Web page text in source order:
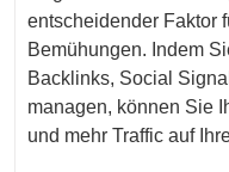
entscheidender Faktor
Bemühungen. Indem
Backlinks, Social
managen, können Sie
und mehr Traffic auf